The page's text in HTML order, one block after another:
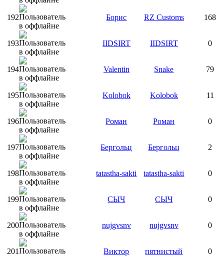
192 Борис RZ Customs 168
193 IIDSIRT IIDSIRT 0
194 Valentin Snake 79
195 Kolobok Kolobok 11
196 Роман Роман 0
197 Бергольц Бергольц 2
198 tatastha-sakti tatastha-sakti 0
199 СЫЧ СЫЧ 0
200 nujgvsnv nujgvsnv 0
201 Виктор пятнистый 0